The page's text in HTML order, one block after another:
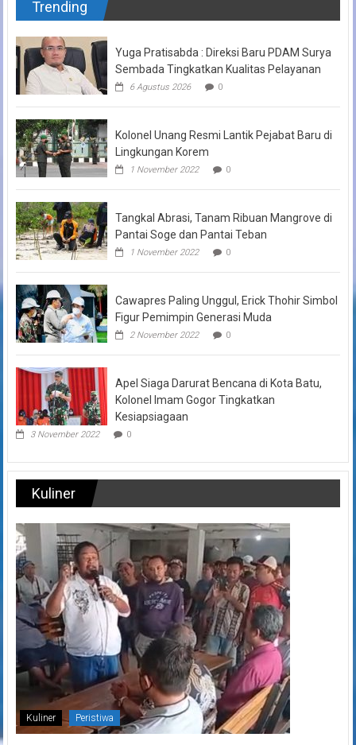
Trending
Yuga Pratisabda : Direksi Baru PDAM Surya
Sembada Tingkatkan Kualitas Pelayanan
6 Agustus 2026 0
Kolonel Unang Resmi Lantik Pejabat Baru di
Lingkungan Korem
1 November 2022 0
Tangkal Abrasi, Tanam Ribuan Mangrove di
Pantai Soge dan Pantai Teban
1 November 2022 0
Cawapres Paling Unggul, Erick Thohir Simbol
Figur Pemimpin Generasi Muda
2 November 2022 0
Apel Siaga Darurat Bencana di Kota Batu,
Kolonel Imam Gogor Tingkatkan
Kesiapsiagaan
3 November 2022 0
Kuliner
Kuliner Peristiwa